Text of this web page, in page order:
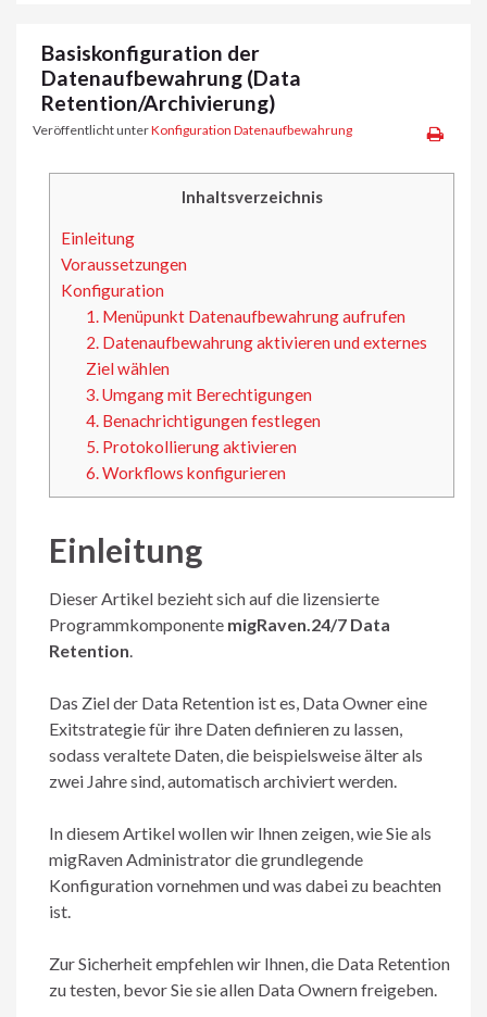
Basiskonfiguration der
Datenaufbewahrung (Data
Retention/Archivierung)
Veröffentlicht unterKonfiguration Datenaufbewahrung
Inhaltsverzeichnis
Einleitung
Voraussetzungen
Konfiguration
1. Menüpunkt Datenaufbewahrung aufrufen
2. Datenaufbewahrung aktivieren und externes
Ziel wählen
3. Umgang mit Berechtigungen
4. Benachrichtigungen festlegen
5. Protokollierung aktivieren
6. Workflows konfigurieren
Einleitung
Dieser Artikel bezieht sich auf die lizensierte
Programmkomponente migRaven.24/7 Data
Retention.
Das Ziel der Data Retention ist es, Data Owner eine
Exitstrategie für ihre Daten definieren zu lassen,
sodass veraltete Daten, die beispielsweise älter als
zwei Jahre sind, automatisch archiviert werden.
In diesem Artikel wollen wir Ihnen zeigen, wie Sie als
migRaven Administrator die grundlegende
Konfiguration vornehmen und was dabei zu beachten
ist.
Zur Sicherheit empfehlen wir Ihnen, die Data Retention
zu testen, bevor Sie sie allen Data Ownern freigeben.